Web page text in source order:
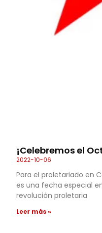
¡Celebremos el
2022-10-06
Para el proletariado en
es una fecha especial
revolución proletaria
Leer más »